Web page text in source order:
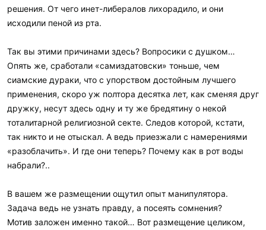
решения. От чего инет-либералов лихорадило, и они
исходили пеной из рта.
Так вы этими причинами здесь? Вопросики с душком…
Опять же, сработали «самиздатовски» тоньше, чем
сиамские дураки, что с упорством достойным лучшего
применения, скоро уж полтора десятка лет, как сменяя друг
дружку, несут здесь одну и ту же бредятину о некой
тоталитарной религиозной секте. Следов которой, кстати,
так никто и не отыскал. А ведь приезжали с намерениями
«разоблачить». И где они теперь? Почему как в рот воды
набрали?..
В вашем же размещении ощутил опыт манипулятора.
Задача ведь не узнать правду, а посеять сомнения?
Мотив заложен именно такой… Вот размещение целиком,